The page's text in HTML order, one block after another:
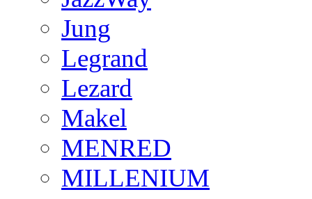
Jung
Legrand
Lezard
Makel
MENRED
MILLENIUM